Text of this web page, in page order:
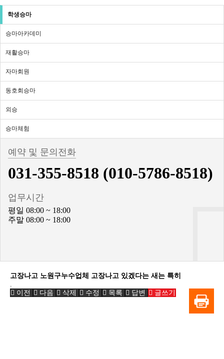
학생승마
승마아카데미
재활승마
자마회원
동호회승마
외승
승마체험
예약 및 문의전화
031-355-8518 (010-5786-8518)
업무시간
평일 08:00 ~ 18:00
주말 08:00 ~ 18:00
고장나고 노원구누수업체 고장나고 있겠다는 새는 특히
.
이전
다음 삭제 수정 목록 답변 글쓰기